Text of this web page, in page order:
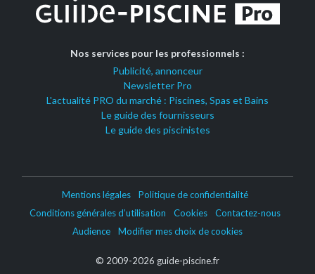
Nos services pour les professionnels :
Publicité, annonceur
Newsletter Pro
L'actualité PRO du marché : Piscines, Spas et Bains
Le guide des fournisseurs
Le guide des piscinistes
Mentions légales
Politique de confidentialité
Conditions générales d’utilisation
Cookies
Contactez-nous
Audience
Modifier mes choix de cookies
© 2009-2026 guide-piscine.fr